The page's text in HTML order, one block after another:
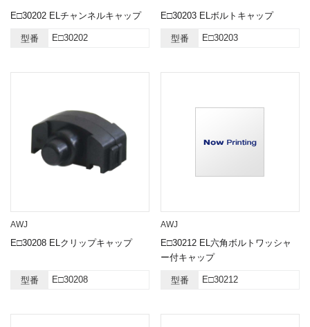
E□30202 ELチャンネルキャップ
型番 E□30202
E□30203 ELボルトキャップ
型番 E□30203
AWJ
E□30208 ELクリップキャップ
型番 E□30208
AWJ
E□30212 EL六角ボルトワッシャ
ー付キャップ
型番 E□30212